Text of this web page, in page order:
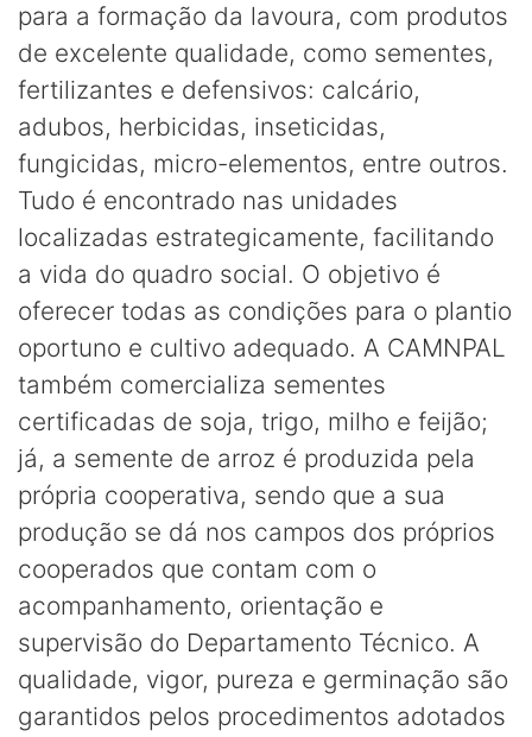
para a formação da lavoura, com produtos
de excelente qualidade, como sementes,
fertilizantes e defensivos: calcário,
adubos, herbicidas, inseticidas,
fungicidas, micro-elementos, entre outros.
Tudo é encontrado nas unidades
localizadas estrategicamente, facilitando
a vida do quadro social. O objetivo é
oferecer todas as condições para o plantio
oportuno e cultivo adequado. A CAMNPAL
também comercializa sementes
certificadas de soja, trigo, milho e feijão;
já, a semente de arroz é produzida pela
própria cooperativa, sendo que a sua
produção se dá nos campos dos próprios
cooperados que contam com o
acompanhamento, orientação e
supervisão do Departamento Técnico. A
qualidade, vigor, pureza e germinação são
garantidos pelos procedimentos adotados